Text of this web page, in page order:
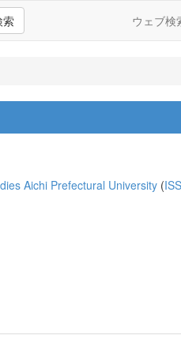
索 ウェブ検
Aichi Prefectural University (